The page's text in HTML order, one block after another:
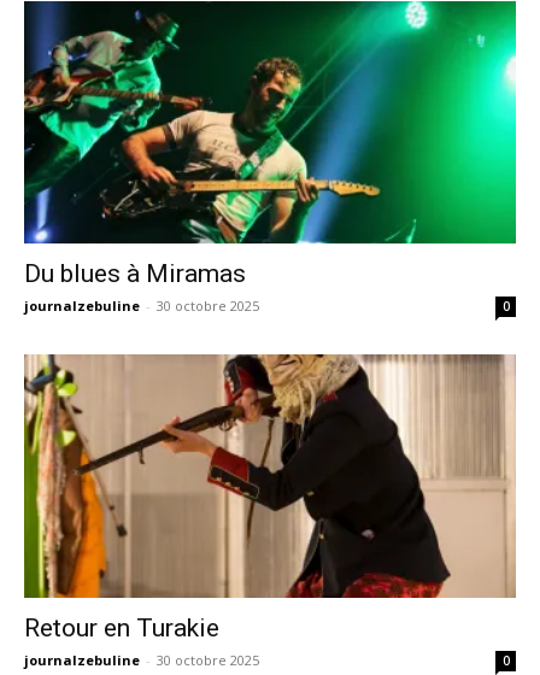
Du blues à Miramas
journalzebuline - 30 octobre 2025 0
Retour en Turakie
journalzebuline - 30 octobre 2025 0